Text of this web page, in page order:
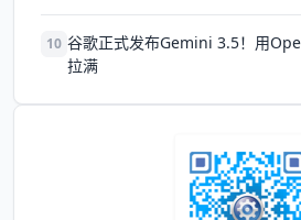
10 谷歌正式发布Gemini 3.5！用
拉满